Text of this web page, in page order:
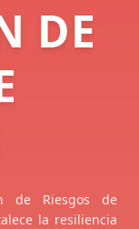
DE
de Riesgos de
la resiliencia